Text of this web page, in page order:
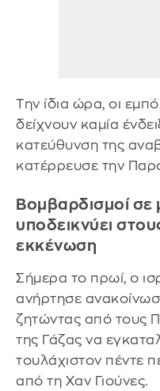
Την ίδια ώρα, οι
δείχνουν καμία
κατεύθυνση της
κατέρρευσε την
Βομβαρδισμοί σε
υποδεικνύει
εκκένωση
Σήμερα το πρωί, ο
ανήρτησε
ζητώντας από τους
της Γάζας να
τουλάχιστον πέντε
από τη Χαν Γιούνες.